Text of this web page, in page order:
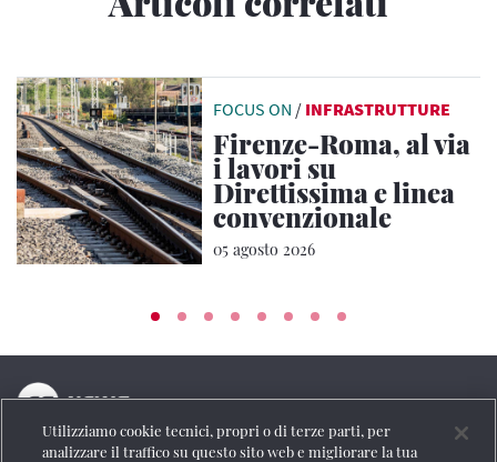
FOCUS ON / INFRASTRUTTURE
Firenze-Roma, al via
i lavori su
Direttissima e linea
convenzionale
05 agosto 2026
La testata online del Gruppo FS Italiane
Utilizziamo cookie tecnici, propri o di terze parti, per
analizzare il traffico su questo sito web e migliorare la tua